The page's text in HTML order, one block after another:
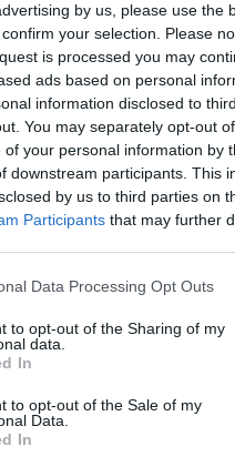
by us, please use the
your selection. Please
is processed you may
ads based on personal
information disclosed to
You may separately opt-out
of your personal information by
downstream participants. This
by us to third parties on
Participants that may further
Data Processing Opt Outs
to opt-out of the Sharing of my
data.
In
to opt-out of the Sale of my
Data.
In
έδωσε χρώμα στα
ρουζ σε
Το υλικό δουλεύτηκε
φτάνοντας κάτω από
δίνοντας ιδιαίτερη
της. Τόνισε τα μάτια
και ολοκλήρωσε
gloss.